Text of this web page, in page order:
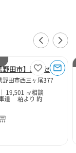
【千葉県野田市】野田センター
野田市西三ヶ尾377
19,501 ㎡相談
道 柏より 約